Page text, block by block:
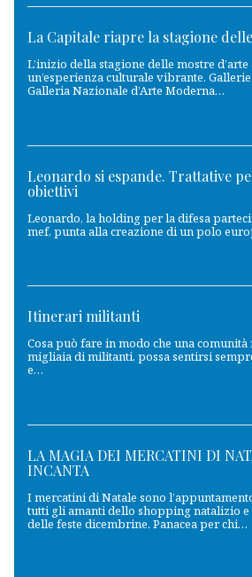
La Capitale riapre la stagione
L’inizio della stagione delle mostre
un’esperienza culturale vibrante.
Galleria Nazionale d’Arte Moderna…
Leonardo si espande. Trattative
obiettivi
Leonardo, la holding per la difesa
mef, punta alla creazione di un polo
Itinerari militanti
Cosa può fare in modo che una comunità
migliaia di militanti, possa sentirsi
e…
LA MAGIA DEI MERCATINI DI
INCANTA
I mercatini di Natale sono
tutti gli amanti dello shopping natalizio e
delle feste dicembrine. Panacea per chi…